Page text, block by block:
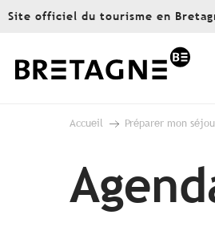
Aller
principal
Site officiel du tourisme en
Accueil Préparer mon